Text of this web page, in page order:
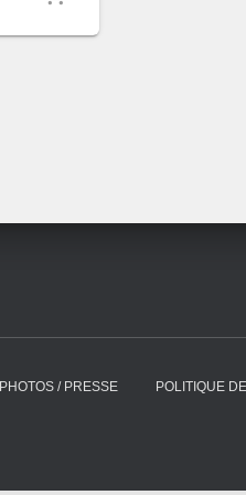
PHOTOS / PRESSE POLITIQUE